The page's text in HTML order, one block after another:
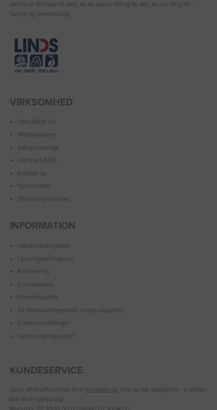
samler vi det hele ét sted, så du sparer tid og får det, du har brug for –
hurtigt og overskueligt.
VIRKSOMHED
Om LINDS AS
Medarbejdere
Sælgeroversigt
Job hos LINDS
Kontakt os
Sponsorater
Tilmeld nyhedsbrev
INFORMATION
Handelsbetingelser
Leveringsbetingelser
Returnering
Cookiepolitik
Privatlivspolitik
Se Fødevarestyrelsens smiley-rapporter
Cookie-indstillinger
Glemt adgangskode?
KUNDESERVICE
Du er altid velkommen til at kontakte os, hvis du har spørgsmål - vi sidder
klar til at hjælpe dig.